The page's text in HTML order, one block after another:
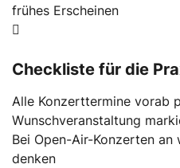
frühes Erscheinen
Checkliste für die
Alle Konzerttermine vorab
Wunschveranstaltung
Bei Open-Air-Konzerten
denken